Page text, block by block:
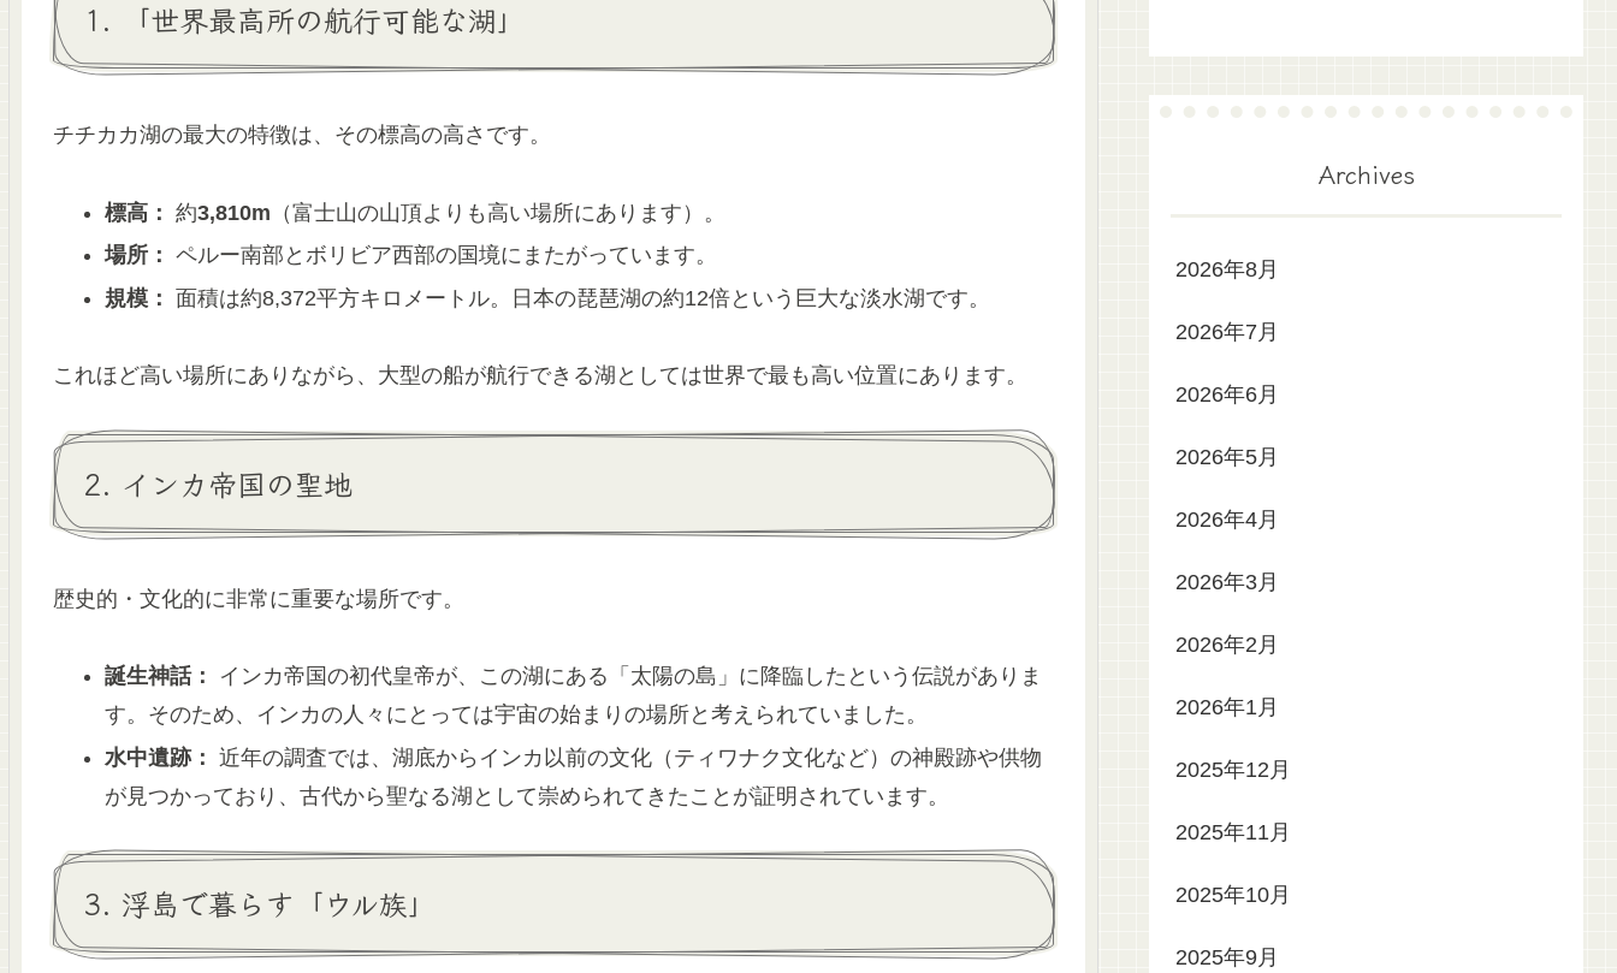
1. 「世界最高所の航行可能な湖」
チチカカ湖の最大の特徴は、その標高の高さです。
標高： 約3,810m （富士山の山頂よりも高い場所にあります）。
場所： ペルー南部とボリビア西部の国境にまたがっています。
規模： 面積は約8,372平方キロメートル。日本の琵琶湖の約12倍という巨大な淡水湖です。
これほど高い場所にありながら、大型の船が航行できる湖としては世界で最も高い位置にあります。
2. インカ帝国の聖地
歴史的・文化的に非常に重要な場所です。
誕生神話：
インカ帝国の初代皇帝が、この湖にある「太陽の島」に降臨したという伝説がありま
す。そのため、インカの人々にとっては宇宙の始まりの場所と考えられていました。
水中遺跡： 近年の調査では、湖底からインカ以前の文化（ティワナク文化など）の神殿跡や供物
が見つかっており、古代から聖なる湖として崇められてきたことが証明されています。
3. 浮島で暮らす「ウル族」
Archives
2026年8月
2026年7月
2026年6月
2026年5月
2026年4月
2026年3月
2026年2月
2026年1月
2025年12月
2025年11月
2025年10月
2025年9月